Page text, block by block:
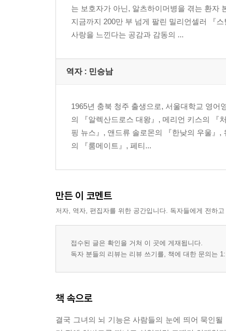
는 보호자가 아닌, 알츠하이머병을 겪는 환자
지금까지 200만 부 넘게 팔린 밀리언셀러 『
사랑을 느낀다는 공감과 감동의 ...
역자 : 민승남
1965년 충북 청주 출생으로, 서울대학교 영
의 『알렉산드로스 대왕』, 메리언 키스의 『
핑 뉴스』, 앤드류 솔로몬의 『한낮의 우울』
의 『룸메이트』, 페티...
만든 이 코멘트
저자, 역자, 편집자를 위한 공간입니다. 독자들에게 전하
접수된 글은 확인을 거쳐 이 곳에 게재됩니다.
독자 분들의 리뷰는 리뷰 쓰기를, 책에 대한 문의는
책 속으로
결국 그녀의 뇌 기능은 사람들의 눈에 띄어 묵인